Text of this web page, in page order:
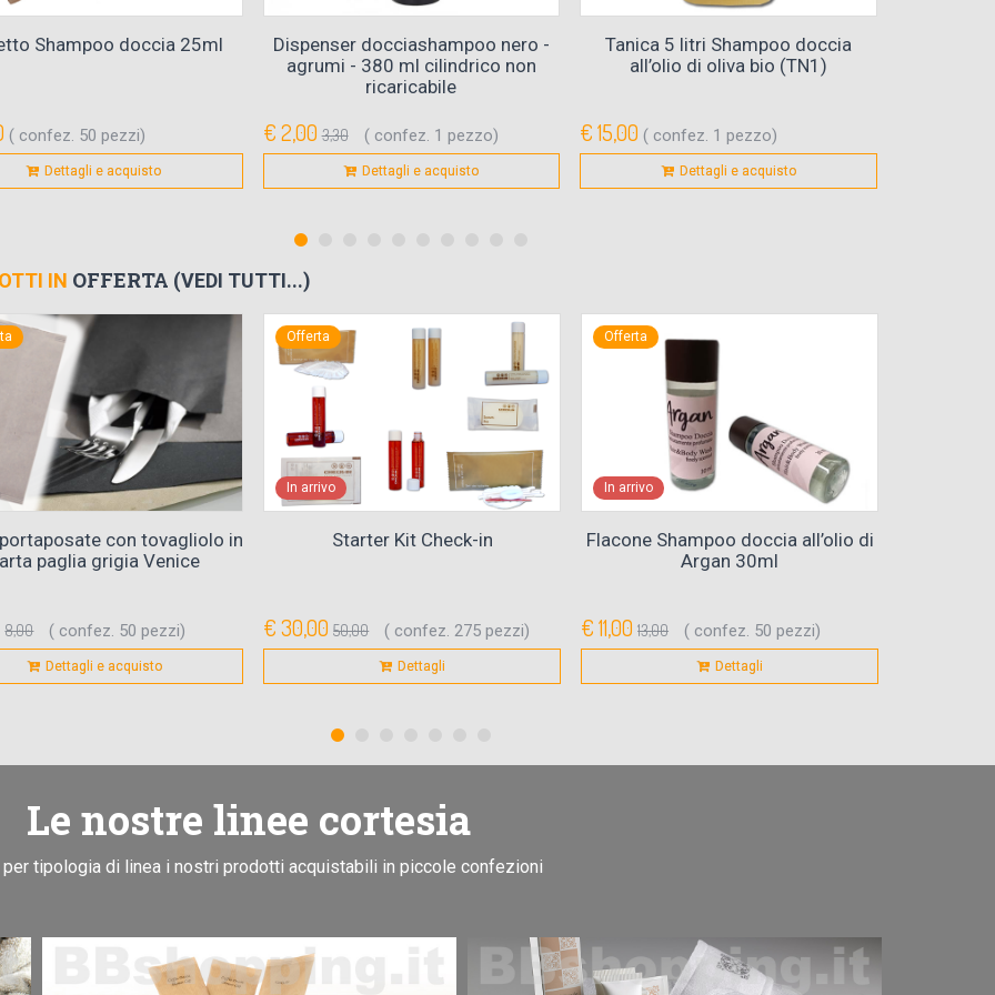
Shampoo doccia 25ml
( confez. 50 pezzi)
Dettagli e acquisto
Dispenser docciashampoo nero -
agrumi - 380 ml cilindrico non
ricaricabile
€ 2,00 3,30 ( confez. 1 pezzo)
Dettagli e acquisto
Tanica 5 litri Shampoo doccia
all’olio di oliva bio (TN1)
€ 15,00 ( confez. 1 pezzo)
Dettagli e acquisto
IN OFFERTA (VEDI TUTTI...)
con tovagliolo in
paglia grigia Venice
8,00 ( confez. 50 pezzi)
Dettagli e acquisto
Offerta
In arrivo
Starter Kit Check-in
€ 30,00 50,00 ( confez. 275 pezzi)
Dettagli
Offerta
In arrivo
Flacone Shampoo doccia all’olio di
Argan 30ml
€ 11,00 13,00 ( confez. 50 pezzi)
Dettagli
Le nostre linee cortesia
tipologia di linea i nostri prodotti acquistabili in piccole confezioni